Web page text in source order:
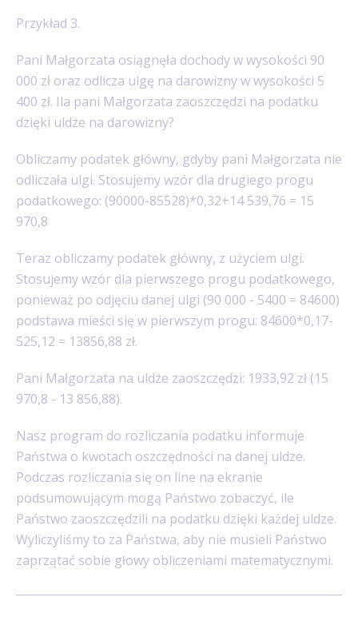
Przykład 3.
Pani Małgorzata osiągnęła dochody w wysokości 90
000 zł oraz odlicza ulgę na darowizny w wysokości 5
400 zł. Ila pani Małgorzata zaoszczędzi na podatku
dzięki uldze na darowizny?
Obliczamy podatek główny, gdyby pani Małgorzata nie
odliczała ulgi. Stosujemy wzór dla drugiego progu
podatkowego: (90000-85528)*0,32+14 539,76 = 15
970,8
Teraz obliczamy podatek główny, z użyciem ulgi.
Stosujemy wzór dla pierwszego progu podatkowego,
ponieważ po odjęciu danej ulgi (90 000 - 5400 = 84600)
podstawa mieści się w pierwszym progu: 84600*0,17-
525,12 = 13856,88 zł.
Pani Małgorzata na uldze zaoszczędzi: 1933,92 zł (15
970,8 - 13 856,88).
Nasz program do rozliczania podatku informuje
Państwa o kwotach oszczędności na danej uldze.
Podczas rozliczania się on line na ekranie
podsumowującym mogą Państwo zobaczyć, ile
Państwo zaoszczędzili na podatku dzięki każdej uldze.
Wyliczyliśmy to za Państwa, aby nie musieli Państwo
zaprzątać sobie głowy obliczeniami matematycznymi.